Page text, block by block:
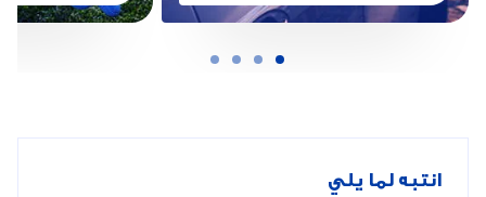
انتبه لما يلي